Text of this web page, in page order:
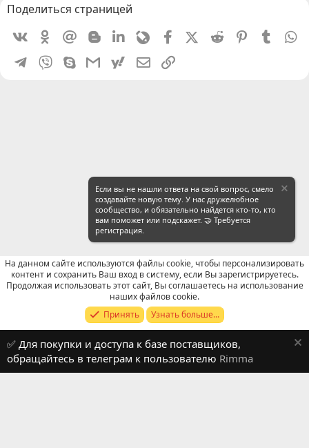
Поделиться страницей
VkontakteOdnoklassniki
Mail.ru BloggerLinkedin
LivejournalFacebookX (Twitter)
Reddit PinterestTumblr
Telegram
Viber SkypeGmailyahoomailЭлектронная почта
Продавцы (контакты) WeChat
Russian (RU)
Обратная связь
Условия и правила
Политика конфиденциальности
Помощь
R
Если вы не нашли ответа на свой вопрос, смело
создавайте новую тему. У нас дружелюбное
сообщество, и обязательно найдется кто-то, кто
вам поможет или подскажет. 🤝 Требуется
регистрация.
На данном сайте используются файлы cookie, чтобы персонализировать
контент и сохранить Ваш вход в систему, если Вы зарегистрируетесь.
Продолжая использовать этот сайт, Вы соглашаетесь на использование
наших файлов cookie.
Принять
Узнать больше...
✅ Для покупки и доступа к базе поставщиков,
обращайтесь в телеграм к пользователю Rimma